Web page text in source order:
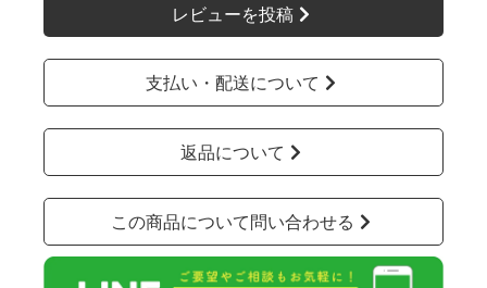
レビューを投稿
支払い・配送について
返品について
この商品について問い合わせる